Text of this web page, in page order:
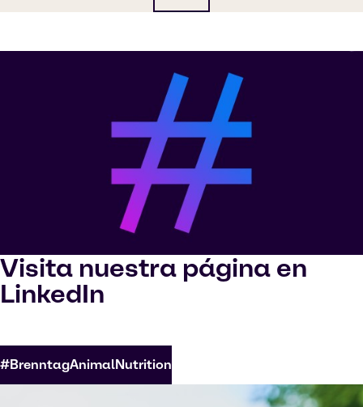
Visita nuestra página en
LinkedIn
#BrenntagAnimalNutrition